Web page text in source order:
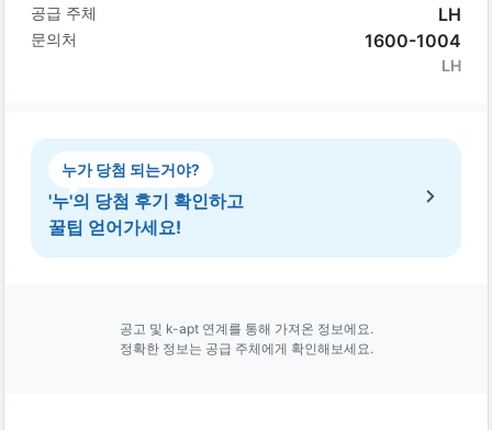
공급 주체 LH
문의처 1600-1004
LH
누가 당첨 되는거야?
'누'의 당첨 후기 확인하고
꿀팁 얻어가세요!
공고 및 k-apt 연계를 통해 가져온 정보에요.
정확한 정보는 공급 주체에게 확인해보세요.